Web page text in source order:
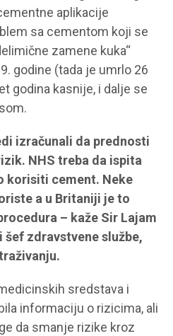
aplikacije
sa cementom koji se
zamene kuka“
godine (tada je umrlo 26
godina kasnije, i dalje se
izračunali da prednosti
NHS treba da ispita
korisiti cement. Neke
a u Britaniji je to
– kaže Sir Lajam
šef zdravstvene službe,
sredstava i
informaciju o rizicima, ali
da smanje rizike kroz